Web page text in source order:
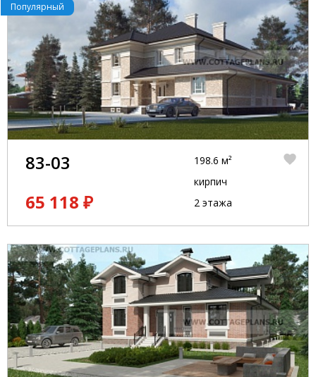
Популярный
83-03
65 118 ₽
198.6 м²
кирпич
2 этажа